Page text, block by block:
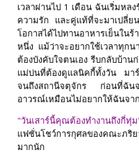
เวลาผ่านไป 1 เดือน ฉันเริ่มหล
ความรัก และคู่แท้ที่จะมาเปลี่ย
โอกาสได้ไปทานอาหารเย็นใน
หนึ่ง แม้ว่าจะอยากใช้เวลาทุ
ต้องบังคับใจตนเอง รีบกลับบ้าน
แม่บ่นที่ต้องดูแลนิคกี้ทั้งวัน มา
จนถึงสถานีจตุจักร ก่อนที่ฉัน
อาวรณ์เหมือนไม่อยากให้ฉันจา
"วันเสาร์นี้คุณต้องทำงานถึงกี่ทุ่
แฟชั่นโชว์การกุศลของคณะภริ
มากนัก